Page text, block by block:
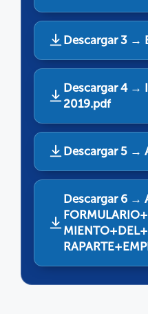
Descargar 3 →
Descargar 4 →
2019.pdf
Descargar 5 →
Descargar 6 →